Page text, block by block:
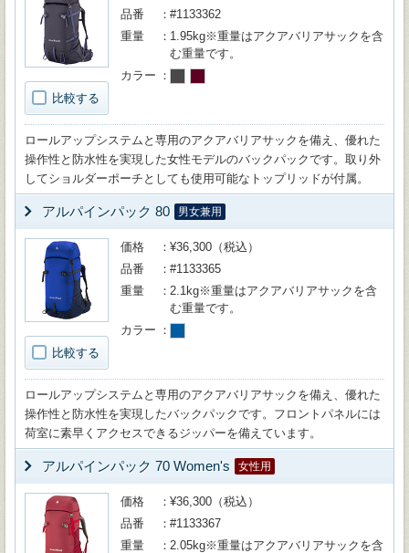
比較する
品番
#1133362
重量
1.95kg※重量はアクアバリアサックを含
む重量です。
カラー
ロールアップシステムと専用のアクアバリアサックを備え、優れた
操作性と防水性を実現した女性モデルのバックパックです。取り外
してショルダーポーチとしても使用可能なトップリッドが付属。
アルパインパック 80 男女兼用
比較する
価格
¥36,300（税込）
品番
#1133365
重量
2.1kg※重量はアクアバリアサックを含
む重量です。
カラー
ロールアップシステムと専用のアクアバリアサックを備え、優れた
操作性と防水性を実現したバックパックです。フロントパネルには
荷室に素早くアクセスできるジッパーを備えています。
アルパインパック 70 Women's 女性用
価格
¥36,300（税込）
品番
#1133367
重量
2.05kg※重量はアクアバリアサックを含